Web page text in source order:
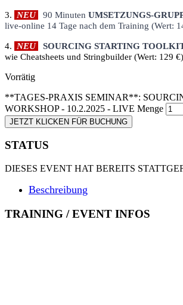
3. NEU 90 Minuten UMSETZUNGS-
live-online 14 Tage nach dem Training (Wert:
4. NEU SOURCING STARTING
wie Cheatsheets und Stringbuilder (Wert: 129 €)
Vorrätig
**TAGES-PRAXIS SEMINAR**:
WORKSHOP - 10.2.2025 - LIVE Menge
JETZT KLICKEN FÜR BUCHUNG
STATUS
DIESES EVENT HAT BEREITS
Beschreibung
TRAINING / EVENT INFOS